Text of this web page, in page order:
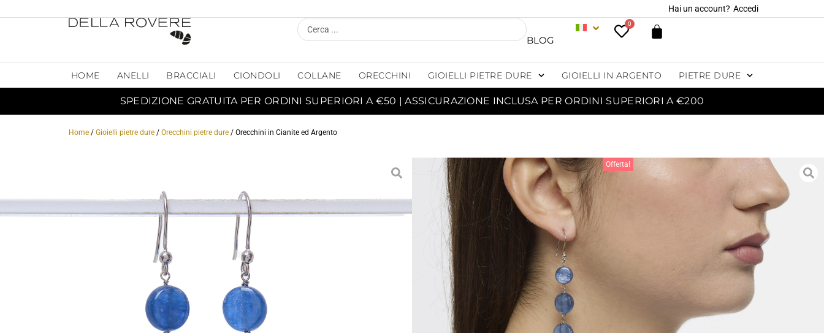
Hai un account? Accedi
BLOG
0
HOME ANELLI BRACCIALI CIONDOLI COLLANE ORECCHINI GIOIELLI PIETRE DURE GIOIELLI IN ARGENTO PIETRE DURE
SPEDIZIONE GRATUITA PER ORDINI SUPERIORI A €50 | ASSICURAZIONE INCLUSA PER ORDINI SUPERIORI A €200
Home / Gioielli pietre dure / Orecchini pietre dure / Orecchini in Cianite ed Argento
Offerta!
ORECCHINI IN CIANITE ED
ARGENTO
€48,00
Orecchini in Cianite a forme piatte, rilegate e con amo in argento
925‰ rodiato. Realizzati in Italia.